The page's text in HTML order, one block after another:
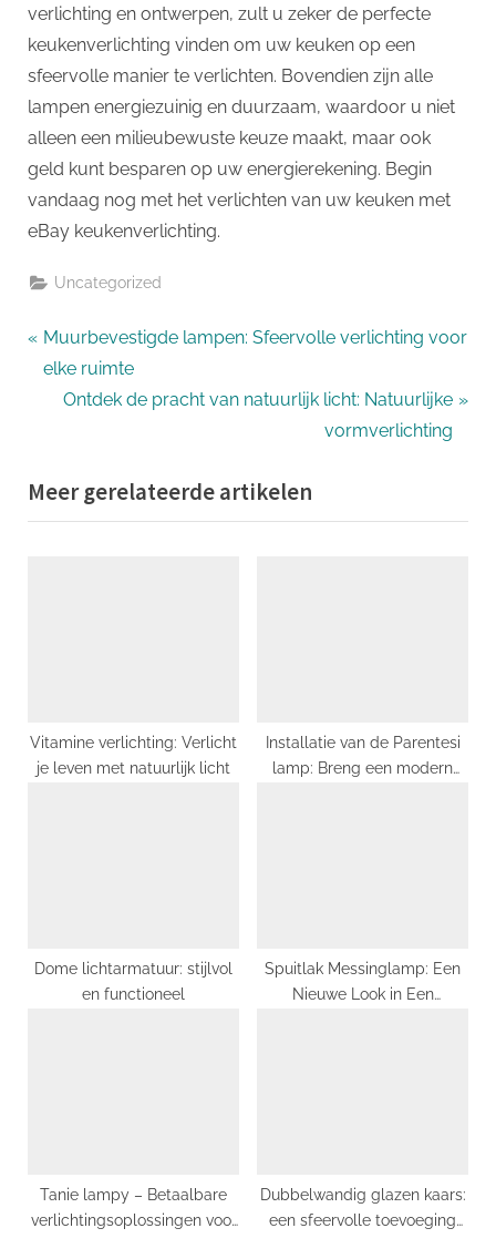
verlichting en ontwerpen, zult u zeker de perfecte
keukenverlichting vinden om uw keuken op een
sfeervolle manier te verlichten. Bovendien zijn alle
lampen energiezuinig en duurzaam, waardoor u niet
alleen een milieubewuste keuze maakt, maar ook
geld kunt besparen op uw energierekening. Begin
vandaag nog met het verlichten van uw keuken met
eBay keukenverlichting.
Uncategorized
Bericht
navigatie
P
r
o
u
Muurbevestigde lampen: Sfeervolle verlichting voor
elke ruimte
N
t
P
Ontdek de pracht van natuurlijk licht: Natuurlijke
vormverlichting
Meer gerelateerde artikelen
Vitamine verlichting: Verlicht
je leven met natuurlijk licht
Installatie van de Parentesi
lamp: Breng een modern
Dome lichtarmatuur: stijlvol
en functioneel
Spuitlak Messinglamp: Een
Nieuwe Look in Een
Tanie lampy – Betaalbare
verlichtingsoplossingen voor
Dubbelwandig glazen kaars:
een sfeervolle toevoeging